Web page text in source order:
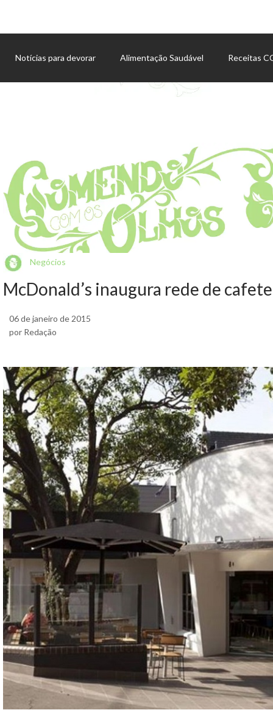
Notícias para devorar Alimentação Saudável Receitas
Negócios
McDonald’s inaugura rede de
06 de janeiro de 2015
por Redação